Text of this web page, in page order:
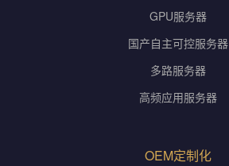
GPU服务器
国产自主可控服务器
多路服务器
高频应用服务器
OEM定制化